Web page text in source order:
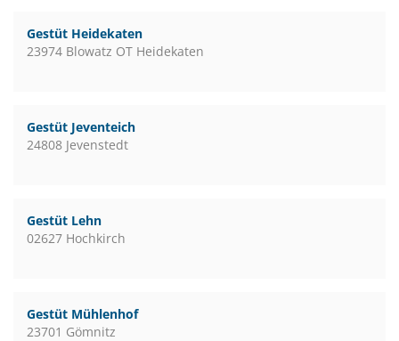
Gestüt Heidekaten
23974 Blowatz OT Heidekaten
Gestüt Jeventeich
24808 Jevenstedt
Gestüt Lehn
02627 Hochkirch
Gestüt Mühlenhof
23701 Gömnitz